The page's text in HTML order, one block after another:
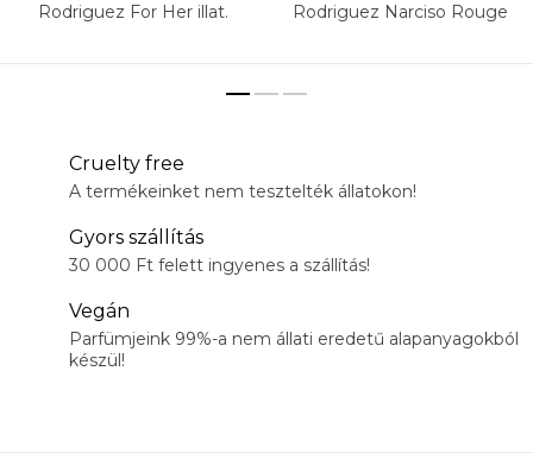
Rodriguez For Her illat.
Rodriguez Narciso Rouge
Cruelty free
A termékeinket nem tesztelték állatokon!
Gyors szállítás
30 000 Ft felett ingyenes a szállítás!
Vegán
Parfümjeink 99%-a nem állati eredetű alapanyagokból
készül!